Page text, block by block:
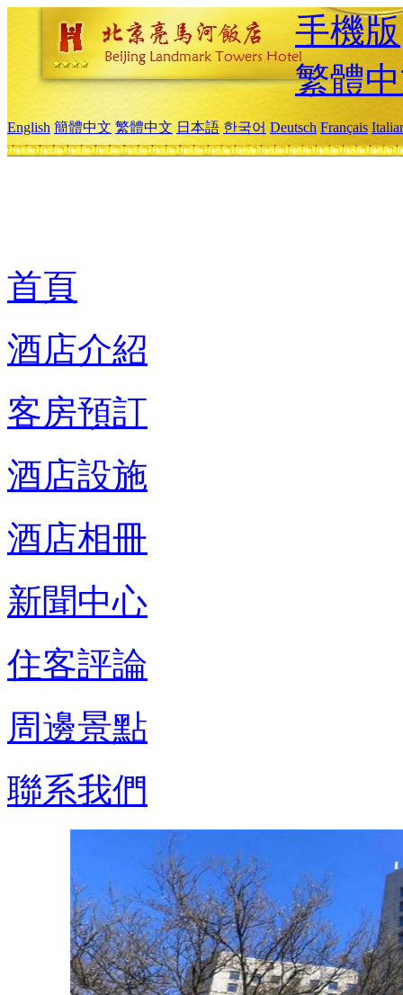
手機版
繁體
English 簡體中文 繁體中文 日本語 한국어 Deutsch Français
首頁
酒店介紹
客房預訂
酒店設施
酒店相冊
新聞中心
住客評論
周邊景點
聯系我們